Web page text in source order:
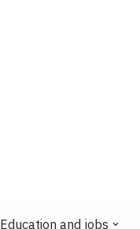
Education and jobs